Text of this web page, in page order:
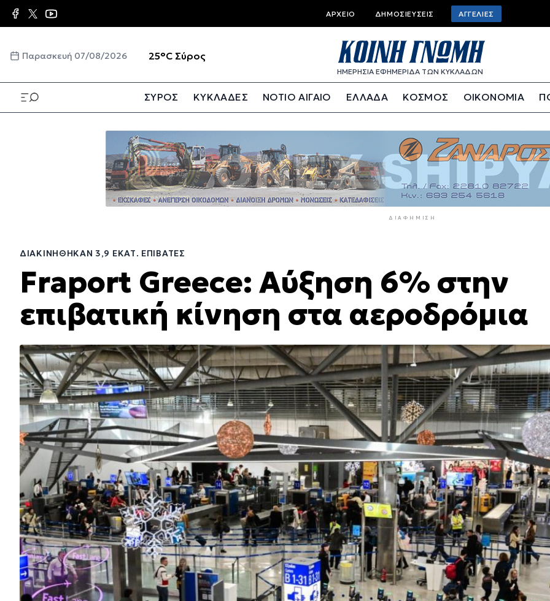
Παράκαμψη
προς
κυρίως
Top
bar
menu
ΑΡΧΕΊΟ ΔΗΜΟΣΙΕΎΣΕΙΣ ΑΓΓΕΛΊΕΣ
Παρασκευή 07/08/2026 25°C Σύρος
ΗΜΕΡΗΣΙΑ ΕΦΗΜΕΡΙΔΑ ΤΩΝ ΚΥΚΛΑΔΩΝ
ΣΥΡΟΣ ΚΥΚΛΑΔΕΣ ΝΟΤΙΟ ΑΙΓΑΙΟ ΕΛΛΑΔΑ ΚΟΣΜΟΣ ΟΙΚΟΝΟΜΙΑ
ΔΙΑΦΉΜΙΣΗ
ΔΙΑΚΙΝΉΘΗΚΑΝ 3,9 ΕΚΑΤ. ΕΠΙΒΆΤΕΣ
Fraport Greece: Αύξηση 6% στην
επιβατική κίνηση στα αεροδρόμια